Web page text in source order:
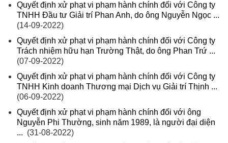
Quyết định xử phạt vi phạm hành chính đối với Công ty
TNHH Đầu tư Giải trí Phan Anh, do ông Nguyễn Ngọc ...
(14-09-2022)
Quyết định xử phạt vi phạm hành chính đối với Công ty
Trách nhiệm hữu hạn Trường Thật, do ông Phan Trứ ...
(07-09-2022)
Quyết định xử phạt vi phạm hành chính đối với Công ty
TNHH Kinh doanh Thương mại Dịch vụ Giải trí Thịnh ...
(06-09-2022)
Quyết định xử phạt vi phạm hành chính đối với ông
Nguyễn Phi Thường, sinh năm 1989, là người đại diện
... (31-08-2022)